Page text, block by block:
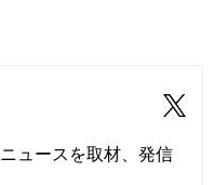
ュースを取材、発信